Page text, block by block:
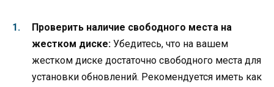
Проверить наличие свободного места на
жестком диске: Убедитесь, что на вашем
жестком диске достаточно свободного места для
установки обновлений. Рекомендуется иметь как